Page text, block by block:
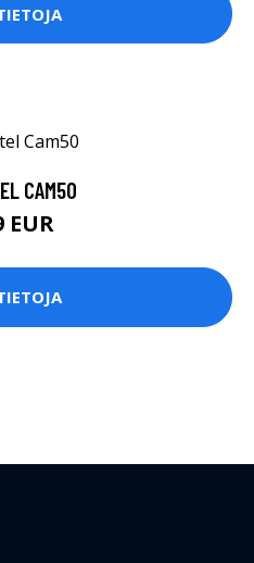
CAM50
EUR